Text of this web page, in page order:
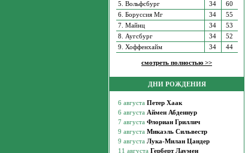
5. Вольфсбург
34
60
6. Боруссия Мг
34
55
7. Майнц
34
53
8. Аугсбург
34
52
9. Хоффенхайм
34 44
смотреть полностью >>
ДНИ РОЖДЕНИЯ